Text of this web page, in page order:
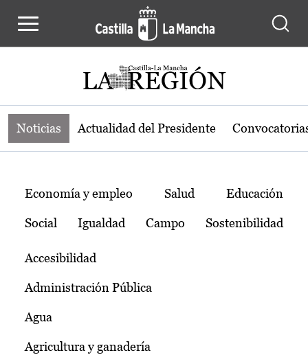
Noticias de la región de Castilla-La
Noticias Actualidad del Presidente
Temas
Economía y empleo Salud Educación
Social Igualdad Campo Sostenibilidad
Accesibilidad
Administración Pública
Agua
Agricultura y ganadería